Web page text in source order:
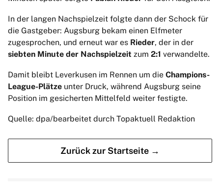
In der langen Nachspielzeit folgte dann der Schock für
die Gastgeber: Augsburg bekam einen Elfmeter
zugesprochen, und erneut war es Rieder, der in der
siebten Minute der Nachspielzeit zum 2:1 verwandelte.
Damit bleibt Leverkusen im Rennen um die Champions-
League-Plätze unter Druck, während Augsburg seine
Position im gesicherten Mittelfeld weiter festigte.
Quelle: dpa/bearbeitet durch Topaktuell Redaktion
Zurück zur Startseite →